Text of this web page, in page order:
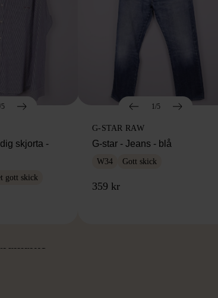
5
skjorta -
gott skick
1/5
G-STAR RAW
G-star - Jeans - blå
W34 Gott skick
359 kr